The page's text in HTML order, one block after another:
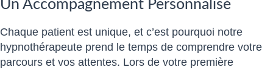
Un Accompagnement Personnalisé
Chaque patient est unique, et c’est pourquoi notre
hypnothérapeute prend le temps de comprendre votre
parcours et vos attentes. Lors de votre première